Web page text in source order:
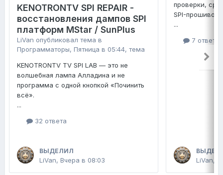
KENOTRONTV SPI REPAIR -
восстановления дампов SPI
платформ MStar / SunPlus
LiVan опубликовал тема в
Программаторы, Пятница в 05:44, тема
KENOTRONTV TV SPI LAB — это не
волшебная лампа Алладина и не
программа с одной кнопкой «Починить
всё».
...
32 ответа
ВЫДЕЛИЛ
LiVan, Вчера в 08:03
проверки,
SPI-прошивок
...
7 ответов
LiVan,